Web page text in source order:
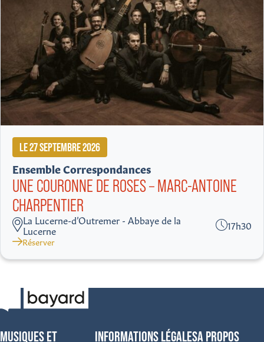
LE 27 SEPTEMBRE 2026
Ensemble Correspondances
UNE COURONNE DE ROSES – MARC-ANTOINE
CHARPENTIER
La Lucerne-d’Outremer - Abbaye de la
Lucerne 17h30
Réserver
MUSIQUES ET INFORMATIONS LÉGALESA PROPOS